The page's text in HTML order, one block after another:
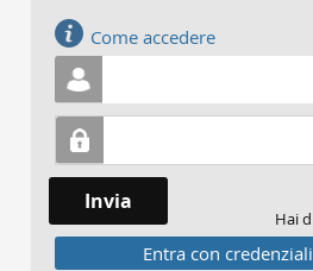
Come accedere
Invia
Hai
Entra con